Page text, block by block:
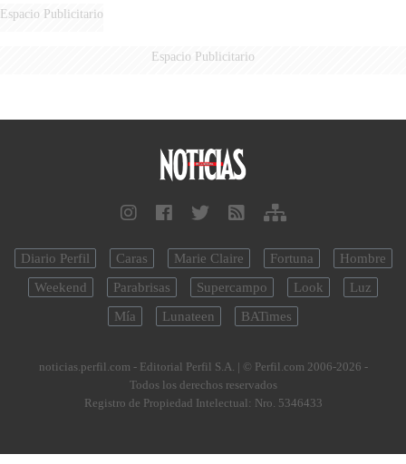
Espacio Publicitario
Espacio Publicitario
Diario Perfil Caras Marie Claire Fortuna
Hombre
Weekend
Parabrisas Supercampo Look
Luz
Mía
Lunateen BATimes
noticias.perfil.com - Editorial Perfil S.A. | © Perfil.com 2006-2026 -
Todos los derechos reservados
Registro de Propiedad Intelectual: Nro. 5346433